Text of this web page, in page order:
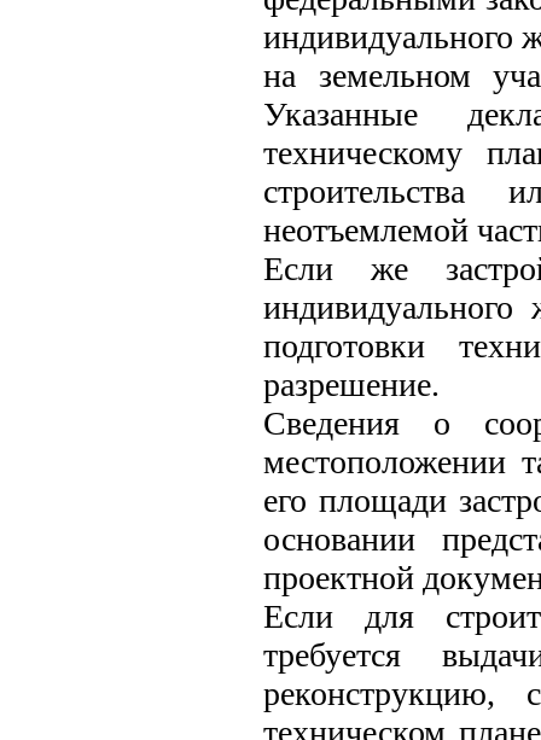
индивидуального
на земельном
Указанные
техническому
неотъемлемой
Если же
подготовки
разрешение.
Сведения о
местоположении
его площади
основании
проектной
Если для
требуется
реконструкцию,
техническом